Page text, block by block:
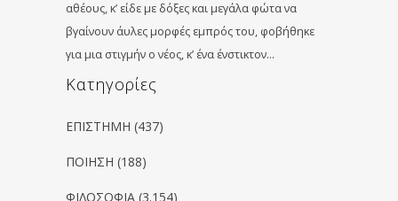
αθέους, κ’ είδε με δόξες και μεγάλα φώτα να
βγαίνουν άυλες μορφές εμπρός του, φοβήθηκε
για μια στιγμήν ο νέος, κ’ ένα ένστικτον…
Kατηγορίες
ΕΠΙΣΤΗΜΗ (437)
ΠΟΙΗΣΗ (188)
ΦΙΛΟΣΟΦΙΑ (3.154)